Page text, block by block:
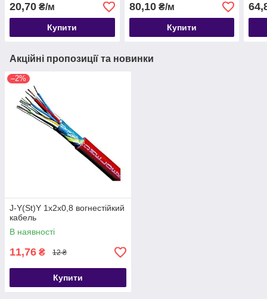
20,70 ₴/м
Купити
80,10₴/м
Купити
Акційні пропозиції та новинки
–2%
J-Y(St)Y 1x2x0,8 вогнестійкий
кабель
В наявності
11,76 ₴ 12 ₴
Купити